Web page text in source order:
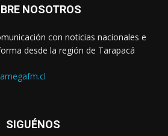
NOSOTROS
con noticias nacionales e
desde la región de Tarapacá
SIGUÉNOS